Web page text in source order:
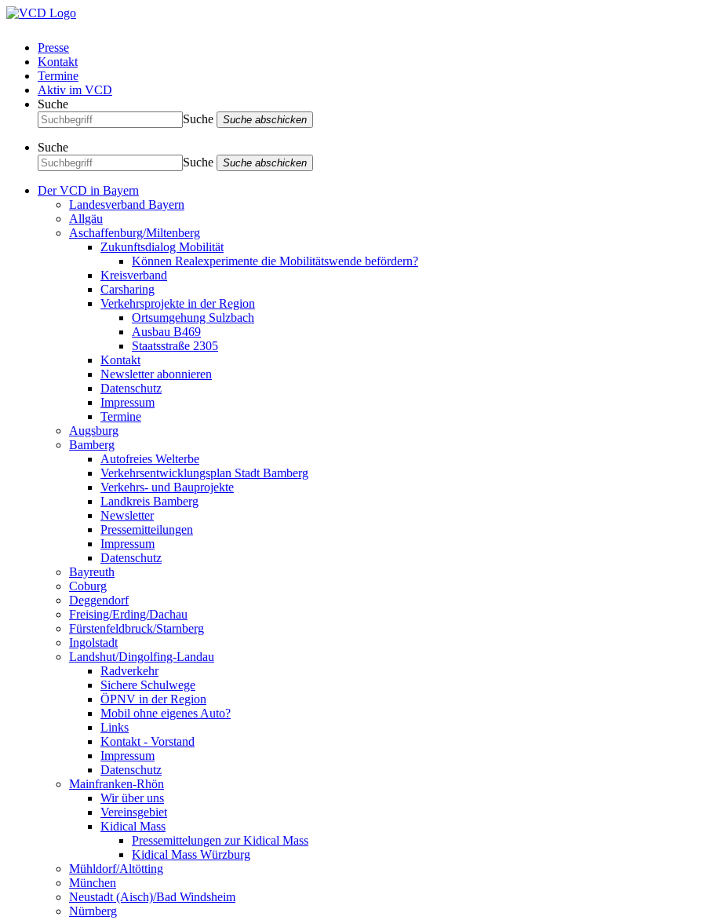
Presse
Kontakt
Termine
Aktiv im VCD
Suche
Suche
Suche abschicken
Suche
Suche
Suche abschicken
Der VCD in Bayern
Landesverband Bayern
Allgäu
Aschaffenburg/Miltenberg
Zukunftsdialog Mobilität
Können Realexperimente die Mobilitätswende befördern?
Kreisverband
Carsharing
Verkehrsprojekte in der Region
Ortsumgehung Sulzbach
Ausbau B469
Staatsstraße 2305
Kontakt
Newsletter abonnieren
Datenschutz
Impressum
Termine
Augsburg
Bamberg
Autofreies Welterbe
Verkehrsentwicklungsplan Stadt Bamberg
Verkehrs- und Bauprojekte
Landkreis Bamberg
Newsletter
Pressemitteilungen
Impressum
Datenschutz
Bayreuth
Coburg
Deggendorf
Freising/Erding/Dachau
Fürstenfeldbruck/Starnberg
Ingolstadt
Landshut/Dingolfing-Landau
Radverkehr
Sichere Schulwege
ÖPNV in der Region
Mobil ohne eigenes Auto?
Links
Kontakt - Vorstand
Impressum
Datenschutz
Mainfranken-Rhön
Wir über uns
Vereinsgebiet
Kidical Mass
Pressemittelungen zur Kidical Mass
Kidical Mass Würzburg
Mühldorf/Altötting
München
Neustadt (Aisch)/Bad Windsheim
Nürnberg